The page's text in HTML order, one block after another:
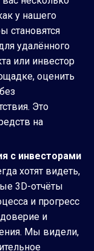
у нашего
становятся
удалённого
или инвестор
оценить
Это
на
с инвесторами
хотят видеть,
3D-отчёты
и прогресс
и
Мы видели,